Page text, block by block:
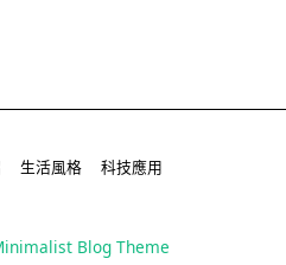
生活風格
科技應用
Blog Theme